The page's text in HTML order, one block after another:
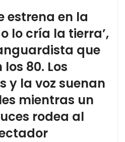
estrena en la
lo cría la tierra’,
que
los 80. Los
y la voz suenan
mientras un
rodea al